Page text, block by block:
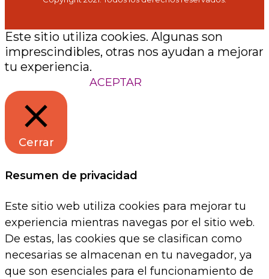
Este sitio utiliza cookies. Algunas son
imprescindibles, otras nos ayudan a mejorar
tu experiencia.
ACEPTAR
Cerrar
Resumen de privacidad
Este sitio web utiliza cookies para mejorar tu
experiencia mientras navegas por el sitio web.
De estas, las cookies que se clasifican como
necesarias se almacenan en tu navegador, ya
que son esenciales para el funcionamiento de